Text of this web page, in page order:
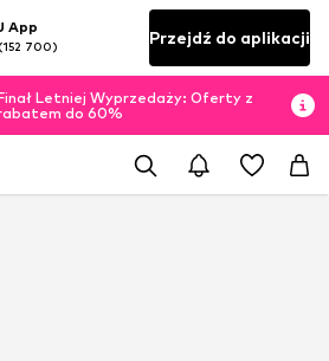
App
(152 700) Przejdź do aplikacji
Letniej Wyprzedaży: Oferty z
do 60%